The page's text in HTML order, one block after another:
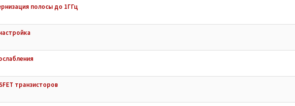
полосы до 1ГГц
транзисторов